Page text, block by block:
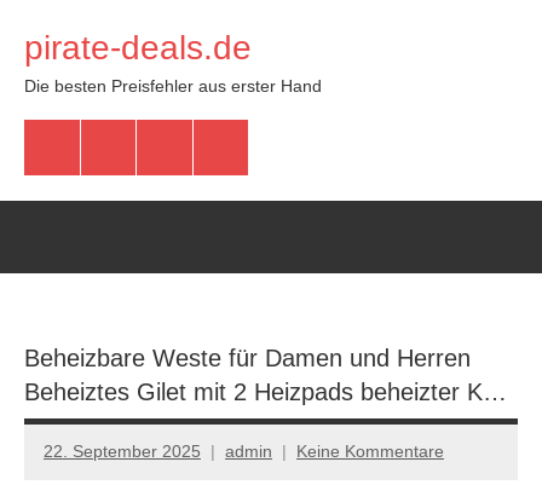
Inhalt
springen
pirate-deals.de
Die besten Preisfehler aus erster Hand
Beheizbare Weste für Damen und Herren
Beheiztes Gilet mit 2 Heizpads beheizter K…
22. September 2025 admin Keine Kommentare